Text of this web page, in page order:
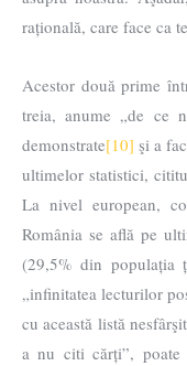
rațională, care face ca
Acestor două prime
treia, anume „de ce
demonstrate[10] şi a
ultimelor statistici,
La nivel european,
România se află pe
(29,5% din populația
„infinitatea lecturilor
cu această listă
a nu citi cărți”, poate